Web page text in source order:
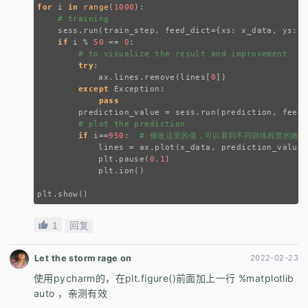
for i in range ( 1000 ):
# training
sess.run(train_step, feed_dict={xs: x_data, ys:
if i % 50 == 0 :
# to visualize the result and improvement
try :
            ax.lines.remove(lines[
0 ])
except
Exception:
pass
prediction_value = sess.run(prediction,
# plot the prediction
if
i==950 : # 修改这里的值，可以看到不同训练程度的效果
lines = ax.plot(x_data,
            plt.pause(
0.1 )
            plt.ion()
plt.show()
1 回复
Let the storm rage on 2022-02-23
使用pycharm的，在plt.figure()前面加上一行 %matplotlib
auto ，亲测有效